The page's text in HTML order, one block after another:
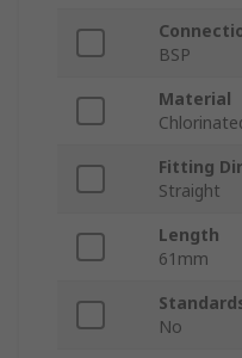
BSP
Material
Fitting
Straight
Length
61mm
No